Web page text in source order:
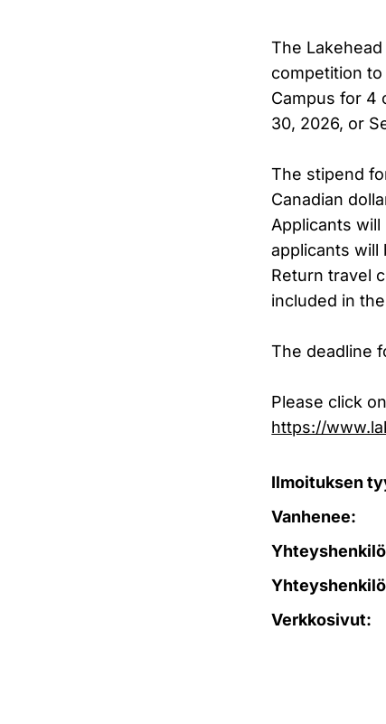
The
competition
Campus for 4
30, 2026, or
The stipend
Canadian
Applicants
applicants will
Return travel
included in
The deadline
Please click
https://
Ilmoituksen
Vanhenee:
Verkkosivut: